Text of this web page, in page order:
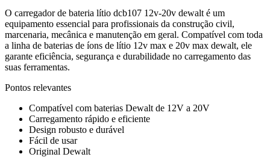
O carregador de bateria lítio dcb107 12v-20v dewalt é um
equipamento essencial para profissionais da construção civil,
marcenaria, mecânica e manutenção em geral. Compatível com toda
a linha de baterias de íons de lítio 12v max e 20v max dewalt, ele
garante eficiência, segurança e durabilidade no carregamento das
suas ferramentas.
Pontos relevantes
Compatível com baterias Dewalt de 12V a 20V
Carregamento rápido e eficiente
Design robusto e durável
Fácil de usar
Original Dewalt